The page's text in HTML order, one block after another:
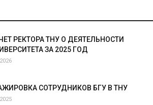
РЕКТОРА ТНУ О ДЕЯТЕЛЬНОСТИ
ЗА 2025 ГОД
СОТРУДНИКОВ БГУ В ТНУ